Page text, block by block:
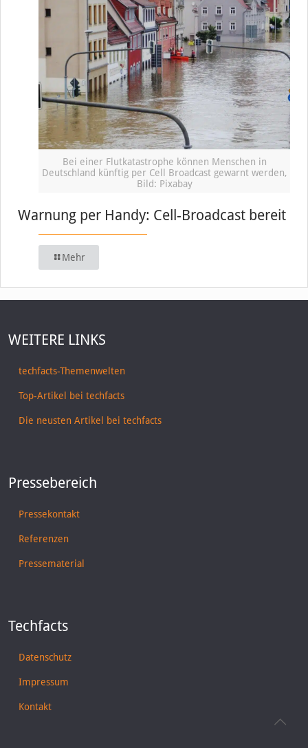
Bei einer Flutkatastrophe können Menschen in
Deutschland künftig per Cell Broadcast gewarnt werden,
Bild: Pixabay
Warnung per Handy: Cell-Broadcast bereit
Mehr
WEITERE LINKS
techfacts-Themenwelten
Top-Artikel bei techfacts
Die neusten Artikel bei techfacts
Pressebereich
Pressekontakt
Referenzen
Pressematerial
Techfacts
Datenschutz
Impressum
Kontakt